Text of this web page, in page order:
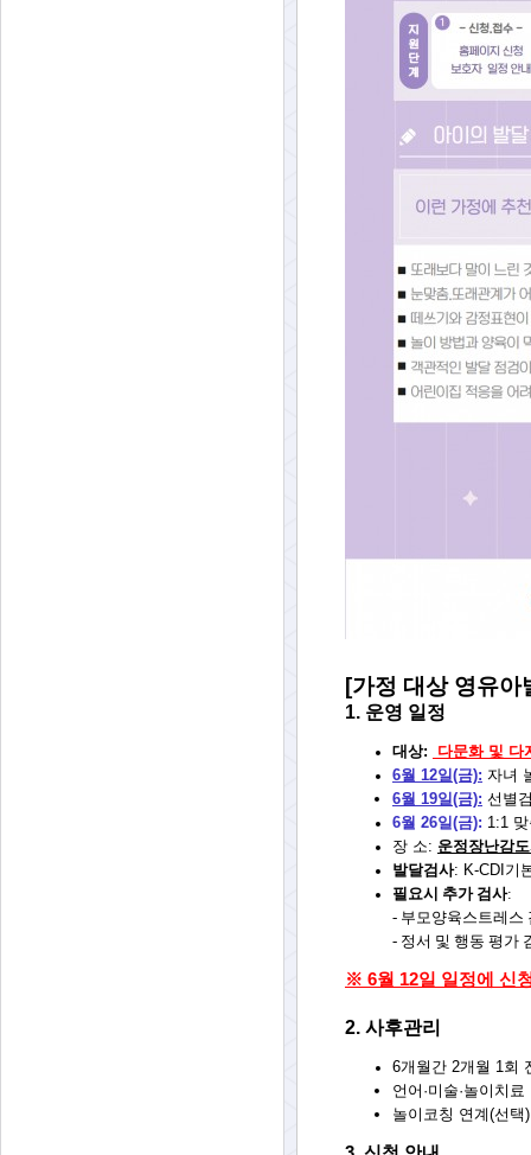
[가정 대상 영유
1. 운영 일정
대상:
다문화 및
6월 12일(금): 자녀
6월 19일(금): 선별
6월 26일(금): 1:1
장 소: 운정장난감
발달검사: K-CDI기
필요시 추가 검사:
- 부모양육스트레스
- 정서 및 행동 평가
※ 6월 12일 일정에 신
2. 사후관리
6개월간 2개월 1회
언어·미술·놀이치
놀이코칭 연계(선택)